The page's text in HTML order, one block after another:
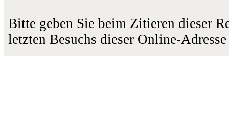
Bitte geben Sie beim Zitieren dieser
letzten Besuchs dieser Online-Adresse